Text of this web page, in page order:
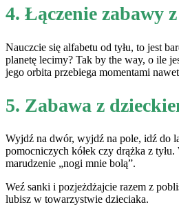
4. Łączenie zabawy
Nauczcie się alfabetu od tyłu, to jest
planetę lecimy? Tak by the way, o ile
jego orbita przebiega momentami
5. Zabawa z
Wyjdź na dwór, wyjdź na pole, idź do
pomocniczych kółek czy drążka z
marudzenie „nogi mnie bolą”.
Weź sanki i pozjeżdżajcie razem z
lubisz w towarzystwie dzieciaka.